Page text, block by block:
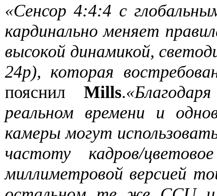
«Сенсор 4:4:4 с
кардинально меняет
высокой динамикой,
24p), которая
пояснилMills.
реальном времени и
камеры могут
частоту кадров/
миллиметровой версией